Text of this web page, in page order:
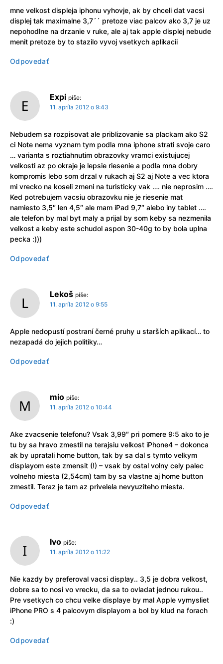
mne velkost displeja iphonu vyhovje, ak by chceli dat vacsi
displej tak maximalne 3,7´´ pretoze viac palcov ako 3,7 je uz
nepohodlne na drzanie v ruke, ale aj tak apple displej nebude
menit pretoze by to stazilo vyvoj vsetkych aplikacii
Odpovedať
Expi píše:
11. apríla 2012 o 9:43
Nebudem sa rozpisovat ale priblizovanie sa plackam ako S2
ci Note nema vyznam tym podla mna iphone strati svoje caro
… varianta s roztiahnutim obrazovky vramci existujucej
velkosti az po okraje je lepsie riesenie a podla mna dobry
kompromis lebo som drzal v rukach aj S2 aj Note a vec ktora
mi vrecko na koseli zmeni na turisticky vak …. nie neprosim ….
Ked potrebujem vacsiu obrazovku nie je riesenie mat
namiesto 3,5″ len 4,5″ ale mam iPad 9,7″ alebo iny tablet ….
ale telefon by mal byt maly a prijal by som keby sa nezmenila
velkost a keby este schudol aspon 30-40g to by bola uplna
pecka :)))
Odpovedať
Lekoš píše:
11. apríla 2012 o 9:55
Apple nedopustí postraní černé pruhy u starších aplikací… to
nezapadá do jejich politiky…
Odpovedať
mio píše:
11. apríla 2012 o 10:44
Ake zvacsenie telefonu? Vsak 3,99″ pri pomere 9:5 ako to je
tu by sa hravo zmestil na terajsiu velkost iPhone4 – dokonca
ak by upratali home button, tak by sa dal s tymto velkym
displayom este zmensit (!) – vsak by ostal volny cely palec
volneho miesta (2,54cm) tam by sa vlastne aj home button
zmestil. Teraz je tam az privelela nevyuziteho miesta.
Odpovedať
Ivo píše:
11. apríla 2012 o 11:22
Nie kazdy by preferoval vacsi display.. 3,5 je dobra velkost,
dobre sa to nosi vo vrecku, da sa to ovladat jednou rukou..
Pre vsetkych co chcu velke displaye by mal Apple vymysliet
iPhone PRO s 4 palcovym displayom a bol by klud na forach
:)
Odpovedať